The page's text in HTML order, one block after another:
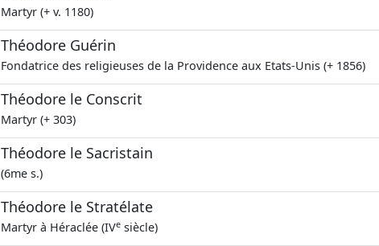
Martyr (+ v. 1180)
Théodore Guérin
Fondatrice des religieuses de la Providence aux Etats-Unis (+ 1856)
Théodore le Conscrit
Martyr (+ 303)
Théodore le Sacristain
(6me s.)
Théodore le Stratélate
Martyr à Héraclée (IVe siècle)